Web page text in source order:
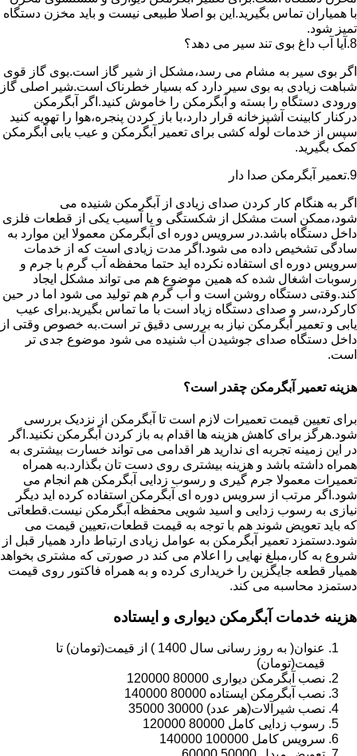
با همیاران تماس بگیرید.این بو اصلا طبیعی نیست و باید مخزن دستگاه
تمیز شود.
8.آیا آب داغ بوی تند سیر می دهد؟
اگر بوی سیر به مشام می رسد،مشکل از شیر گاز است.بوی گاز قوی
شباهت زیادی به بوی سیر دارد که بسیار خطرناک است.شیر اصلی گاز
ورودی دستگاه را بسته و آبگرمکن را خاموش کنید.اگر آبگرمکن
درکنار کابینت آشپزخانه قرار دارد،با باز کردن پنجره،هوا را تهویه کنید
سپس از خدمات لوله کشی برای تعمیر آبگرمکن و عیب یابی آبگرمکن
کمک بگیرید.
9.تعمیر آبگرمکن صدا دار
اگر به هنگام کار کردن صدای زیادی از آبگرمکن شنیده می
شود،ممکن است مشکل از شکستگی و یا آسیب یکی از قطعات فلزی
داخل دستگاه باشد.در سرویس دوره ای آبگرمکن معمولا این موارد به
سادگی تشخیص داده می شود.اگر مدت زیادی است که از خدمات
سرویس دوره ای استفاده نکرده اید حتما محفظه آب گرم با جرم و
رسوبات اشغال شده که همین موضوع هم می تواند مشکل ایجاد
کند.وقتی دستگاه روشن است و آب گرم هم تولید می شود اما در حین
کارکرد،سر و صدای دستگاه زیاد است با ما تماس بگیرید.برای عیب
یابی و تعمیر آبگرمکن نیاز به بررسی دقیق تر است.به خصوص وقتی از
داخل دستگاه صدای جوشیدن آب شنیده می شود موضوع جدی تر
است.
هزینه تعمیر آبگرمکن چقدر است؟
برای تعیین قیمت تعمیرات لازم است تا آبگرمکن از نزدیک بررسی
شود.هرگز برای کاهش هزینه ها اقدام به باز کردن آبگرمکن نکنید.اگر
در این زمینه تجربه ای ندارید هر اقدامی می تواند خسارت بیشتری به
همراه داشته باشد و هزینه بیشتری روی دست تان بگذارد.به همراه
تعمیرات معمولا جرم گیری و رسوب زدایی آبگرمکن هم انجام می
شود.اگر مرتب از سرویس دوره ای آبگرمکن استفاده کرده اید دیگر
نیازی به رسوب زدایی و اسید شویی محفظه آبگرمکن نیست.قطعاتی
که باید تعویض شوند هم با توجه به قیمت قطعات،تعیین قیمت می
شود.دستمزد تعمیر آبگرمکن به عوامل زیادی ارتباط دارد همیار قبل از
شروع به کار،مبلغ نهایی را اعلام می کند در صورتی که مشتری بخواهد
همیار قطعه جایگزین را خریداری کرده و به همراه فاکتور روی قیمت
دستمزد محاسبه می کند.
هزینه خدمات آبگرمکن دیواری و ایستاده
عنوان( به روز رسانی سال 1400 ) از قیمت(تومان) تا
قیمت(تومان)
نصب آبگرمکن دیواری 80000 120000
نصب آبگرمکن ایستاده 80000 140000
نصب شیرآلات(هر عدد) 30000 35000
رسوب زدایی کامل 80000 120000
سرویس کامل 100000 140000